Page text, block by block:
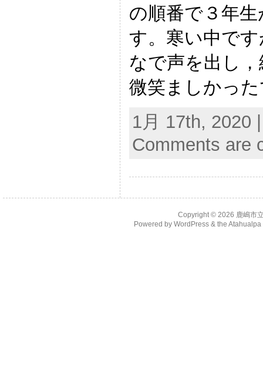
の順番で３年
す。寒い中で
なで声を出し
微笑ましかっ
1月 17th, 2020
Comments are
Copyright © 2026 鹿嶋市
Powered by WordPress& the Atahualpa